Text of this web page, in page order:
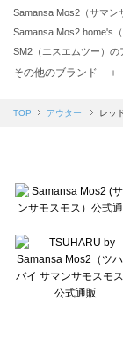
Samansa Mos2（サマン
Samansa Mos2 home's
SM2（エスエムツー）の
TSUHARU by Samansa
Samansa Mos2 blue（サ
sō4ū（ソウフォーユー
Te chichi（テチチ）のア
Te chichi CLASSIC（テ
Lugnoncure（ルノンキ
BETTY'S BLUE（べティ
Wpc.（ワールドパーテ
その他のブランド ＋
TOP アウター レッ